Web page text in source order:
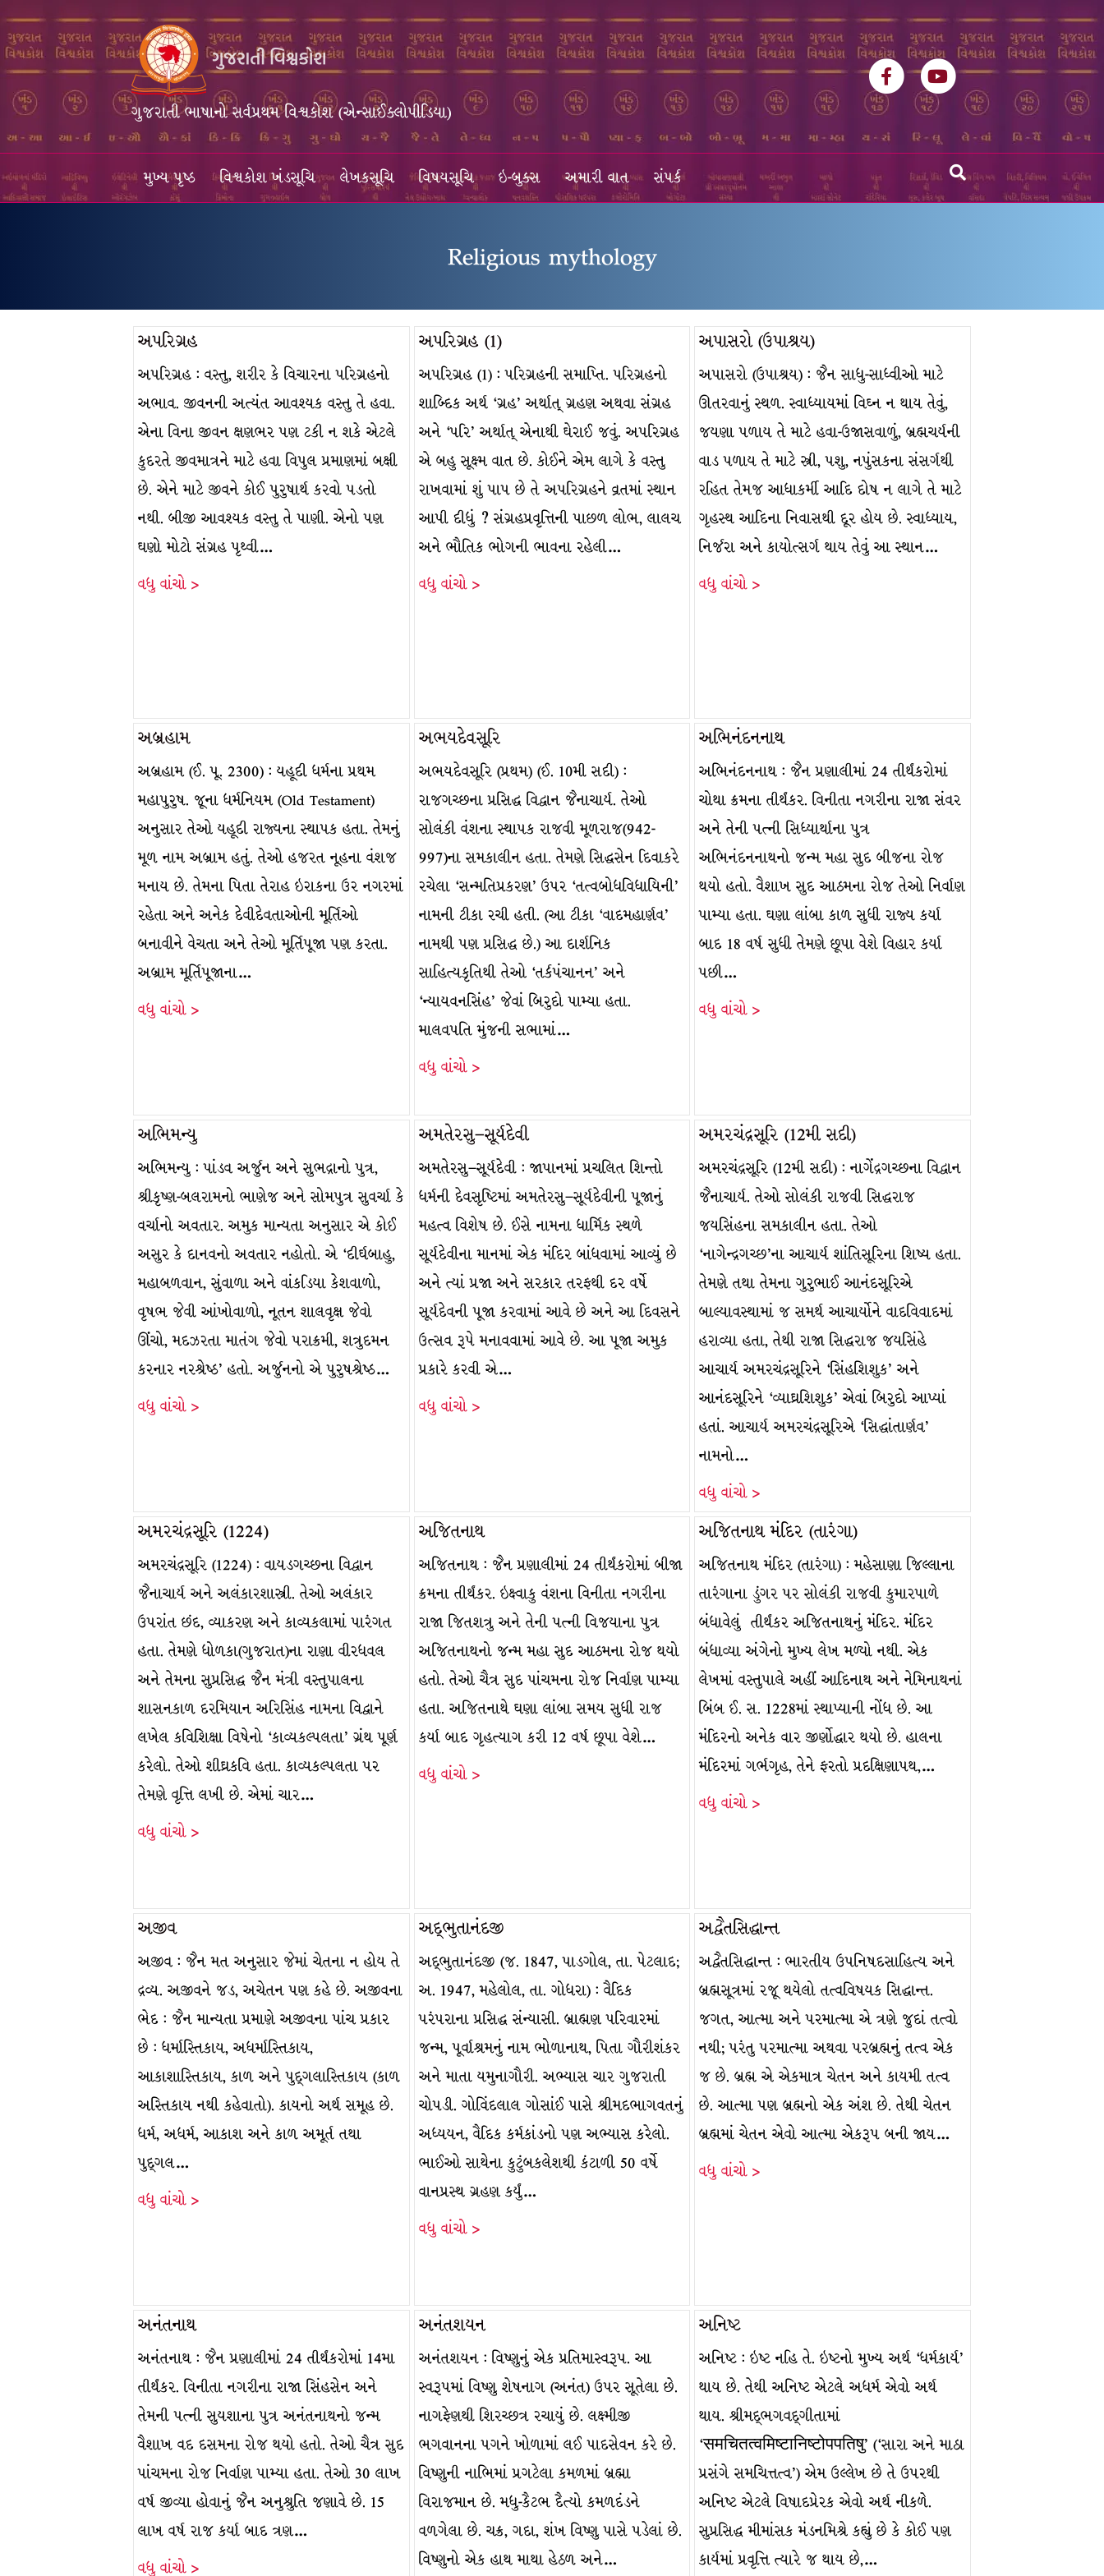
ગુજરાતી ભાષાનો સર્વપ્રથમ વિશ્વકોશ (એન્સાઈક્લોપીડિયા)
FacebookYoutube
મુખ્ય પૃષ્ઠ વિશ્વકોશ ખંડસૂચિ લેખકસૂચિ વિષયસૂચિ ઇ-બુક્સ અમારી વાત સંપર્ક
Religious mythology
અપરિગ્રહ
અપરિગ્રહ : વસ્તુ, શરીર કે વિચારના પરિગ્રહનો
અભાવ. જીવનની અત્યંત આવશ્યક વસ્તુ તે હવા.
એના વિના જીવન ક્ષણભર પણ ટકી ન શકે એટલે
કુદરતે જીવમાત્રને માટે હવા વિપુલ પ્રમાણમાં બક્ષી
છે. એને માટે જીવને કોઈ પુરુષાર્થ કરવો પડતો
નથી. બીજી આવશ્યક વસ્તુ તે પાણી. એનો પણ
ઘણો મોટો સંગ્રહ પૃથ્વી…
વધુ વાંચો >
અપરિગ્રહ (1)
અપરિગ્રહ (1) : પરિગ્રહની સમાપ્તિ. પરિગ્રહનો
શાબ્દિક અર્થ ‘ગ્રહ’ અર્થાત્ ગ્રહણ અથવા સંગ્રહ
અને ‘પરિ’ અર્થાત્ એનાથી ઘેરાઈ જવું. અપરિગ્રહ
એ બહુ સૂક્ષ્મ વાત છે. કોઈને એમ લાગે કે વસ્તુ
રાખવામાં શું પાપ છે તે અપરિગ્રહને વ્રતમાં સ્થાન
આપી દીધું ? સંગ્રહપ્રવૃત્તિની પાછળ લોભ, લાલચ
અને ભૌતિક ભોગની ભાવના રહેલી…
વધુ વાંચો >
અપાસરો (ઉપાશ્રય)
અપાસરો (ઉપાશ્રય) : જૈન સાધુ-સાધ્વીઓ માટે
ઊતરવાનું સ્થળ. સ્વાધ્યાયમાં વિઘ્ન ન થાય તેવું,
જયણા પળાય તે માટે હવા-ઉજાસવાળું, બ્રહ્મચર્યની
વાડ પળાય તે માટે સ્ત્રી, પશુ, નપુંસકના સંસર્ગથી
રહિત તેમજ આધાકર્મી આદિ દોષ ન લાગે તે માટે
ગૃહસ્થ આદિના નિવાસથી દૂર હોય છે. સ્વાધ્યાય,
નિર્જરા અને કાયોત્સર્ગ થાય તેવું આ સ્થાન…
વધુ વાંચો >
અબ્રહામ
અબ્રહામ (ઈ. પૂ. 2300) : યહૂદી ધર્મના પ્રથમ
મહાપુરુષ. જૂના ધર્મનિયમ (Old Testament)
અનુસાર તેઓ યહૂદી રાજ્યના સ્થાપક હતા. તેમનું
મૂળ નામ અબ્રામ હતું. તેઓ હજરત નૂહના વંશજ
મનાય છે. તેમના પિતા તેરાહ ઇરાકના ઉર નગરમાં
રહેતા અને અનેક દેવીદેવતાઓની મૂર્તિઓ
બનાવીને વેચતા અને તેઓ મૂર્તિપૂજા પણ કરતા.
અબ્રામ મૂર્તિપૂજાના…
વધુ વાંચો >
અભયદેવસૂરિ
અભયદેવસૂરિ (પ્રથમ) (ઈ. 10મી સદી) :
રાજગચ્છના પ્રસિદ્ધ વિદ્વાન જૈનાચાર્ય. તેઓ
સોલંકી વંશના સ્થાપક રાજવી મૂળરાજ(942-
997)ના સમકાલીન હતા. તેમણે સિદ્ધસેન દિવાકરે
રચેલા ‘સન્મતિપ્રકરણ’ ઉપર ‘તત્વબોધવિધાયિની’
નામની ટીકા રચી હતી. (આ ટીકા ‘વાદમહાર્ણવ’
નામથી પણ પ્રસિદ્ધ છે.) આ દાર્શનિક
સાહિત્યકૃતિથી તેઓ ‘તર્કપંચાનન’ અને
‘ન્યાયવનસિંહ’ જેવાં બિરુદો પામ્યા હતા.
માલવપતિ મુંજની સભામાં…
વધુ વાંચો >
અભિનંદનનાથ
અભિનંદનનાથ : જૈન પ્રણાલીમાં 24 તીર્થંકરોમાં
ચોથા ક્રમના તીર્થંકર. વિનીતા નગરીના રાજા સંવર
અને તેની પત્ની સિધ્યાર્થાના પુત્ર
અભિનંદનનાથનો જન્મ મહા સુદ બીજના રોજ
થયો હતો. વૈશાખ સુદ આઠમના રોજ તેઓ નિર્વાણ
પામ્યા હતા. ઘણા લાંબા કાળ સુધી રાજ્ય કર્યા
બાદ 18 વર્ષ સુધી તેમણે છૂપા વેશે વિહાર કર્યા
પછી…
વધુ વાંચો >
અભિમન્યુ
અભિમન્યુ : પાંડવ અર્જુન અને સુભદ્રાનો પુત્ર,
શ્રીકૃષ્ણ-બલરામનો ભાણેજ અને સોમપુત્ર સુવર્ચા કે
વર્ચાનો અવતાર. અમુક માન્યતા અનુસાર એ કોઈ
અસુર કે દાનવનો અવતાર નહોતો. એ ‘દીર્ઘબાહુ,
મહાબળવાન, સુંવાળા અને વાંકડિયા કેશવાળો,
વૃષભ જેવી આંખોવાળો, નૂતન શાલવૃક્ષ જેવો
ઊંચો, મદઝરતા માતંગ જેવો પરાક્રમી, શત્રુદમન
કરનાર નરશ્રેષ્ઠ’ હતો. અર્જુનનો એ પુરુષશ્રેષ્ઠ…
વધુ વાંચો >
અમતેરસુ–સૂર્યદેવી
અમતેરસુ–સૂર્યદેવી : જાપાનમાં પ્રચલિત શિન્તો
ધર્મની દેવસૃષ્ટિમાં અમતેરસુ–સૂર્યદેવીની પૂજાનું
મહત્વ વિશેષ છે. ઈસે નામના ધાર્મિક સ્થળે
સૂર્યદેવીના માનમાં એક મંદિર બાંધવામાં આવ્યું છે
અને ત્યાં પ્રજા અને સરકાર તરફથી દર વર્ષે
સૂર્યદેવની પૂજા કરવામાં આવે છે અને આ દિવસને
ઉત્સવ રૂપે મનાવવામાં આવે છે. આ પૂજા અમુક
પ્રકારે કરવી એ…
વધુ વાંચો >
અમરચંદ્રસૂરિ (12મી સદી)
અમરચંદ્રસૂરિ (12મી સદી) : નાગેંદ્રગચ્છના વિદ્વાન
જૈનાચાર્ય. તેઓ સોલંકી રાજવી સિદ્ધરાજ
જયસિંહના સમકાલીન હતા. તેઓ
‘નાગેન્દ્રગચ્છ’ના આચાર્ય શાંતિસૂરિના શિષ્ય હતા.
તેમણે તથા તેમના ગુરુભાઈ આનંદસૂરિએ
બાલ્યાવસ્થામાં જ સમર્થ આચાર્યોને વાદવિવાદમાં
હરાવ્યા હતા, તેથી રાજા સિદ્ધરાજ જયસિંહે
આચાર્ય અમરચંદ્રસૂરિને ‘સિંહશિશુક’ અને
આનંદસૂરિને ‘વ્યાઘ્રશિશુક’ એવાં બિરુદો આપ્યાં
હતાં. આચાર્ય અમરચંદ્રસૂરિએ ‘સિદ્ધાંતાર્ણવ’
નામનો…
વધુ વાંચો >
અમરચંદ્રસૂરિ (1224)
અમરચંદ્રસૂરિ (1224) : વાયડગચ્છના વિદ્વાન
જૈનાચાર્ય અને અલંકારશાસ્ત્રી. તેઓ અલંકાર
ઉપરાંત છંદ, વ્યાકરણ અને કાવ્યકલામાં પારંગત
હતા. તેમણે ધોળકા(ગુજરાત)ના રાણા વીરધવલ
અને તેમના સુપ્રસિદ્ધ જૈન મંત્રી વસ્તુપાલના
શાસનકાળ દરમિયાન અરિસિંહ નામના વિદ્વાને
લખેલ કવિશિક્ષા વિષેનો ‘કાવ્યકલ્પલતા’ ગ્રંથ પૂર્ણ
કરેલો. તેઓ શીઘ્રકવિ હતા. કાવ્યકલ્પલતા પર
તેમણે વૃત્તિ લખી છે. એમાં ચાર…
વધુ વાંચો >
અજિતનાથ
અજિતનાથ : જૈન પ્રણાલીમાં 24 તીર્થંકરોમાં બીજા
ક્રમના તીર્થંકર. ઇક્ષ્વાકુ વંશના વિનીતા નગરીના
રાજા જિતશત્રુ અને તેની પત્ની વિજયાના પુત્ર
અજિતનાથનો જન્મ મહા સુદ આઠમના રોજ થયો
હતો. તેઓ ચૈત્ર સુદ પાંચમના રોજ નિર્વાણ પામ્યા
હતા. અજિતનાથે ઘણા લાંબા સમય સુધી રાજ
કર્યા બાદ ગૃહત્યાગ કરી 12 વર્ષ છૂપા વેશે…
વધુ વાંચો >
અજિતનાથ મંદિર (તારંગા)
અજિતનાથ મંદિર (તારંગા) : મહેસાણા જિલ્લાના
તારંગાના ડુંગર પર સોલંકી રાજવી કુમારપાળે
બંધાવેલું તીર્થંકર અજિતનાથનું મંદિર. મંદિર
બંધાવ્યા અંગેનો મુખ્ય લેખ મળ્યો નથી. એક
લેખમાં વસ્તુપાલે અહીં આદિનાથ અને નેમિનાથનાં
બિંબ ઈ. સ. 1228માં સ્થાપ્યાની નોંધ છે. આ
મંદિરનો અનેક વાર જીર્ણોદ્ધાર થયો છે. હાલના
મંદિરમાં ગર્ભગૃહ, તેને ફરતો પ્રદક્ષિણાપથ,…
વધુ વાંચો >
અજીવ
અજીવ : જૈન મત અનુસાર જેમાં ચેતના ન હોય તે
દ્રવ્ય. અજીવને જડ, અચેતન પણ કહે છે. અજીવના
ભેદ : જૈન માન્યતા પ્રમાણે અજીવના પાંચ પ્રકાર
છે : ધર્માસ્તિકાય, અધર્માસ્તિકાય,
આકાશાસ્તિકાય, કાળ અને પુદ્ગલાસ્તિકાય (કાળ
અસ્તિકાય નથી કહેવાતો). કાયનો અર્થ સમૂહ છે.
ધર્મ, અધર્મ, આકાશ અને કાળ અમૂર્ત તથા
પુદ્ગલ…
વધુ વાંચો >
અદ્ભુતાનંદજી
અદ્ભુતાનંદજી (જ. 1847, પાડગોલ, તા. પેટલાદ;
અ. 1947, મહેલોલ, તા. ગોધરા) : વૈદિક
પરંપરાના પ્રસિદ્ધ સંન્યાસી. બ્રાહ્મણ પરિવારમાં
જન્મ, પૂર્વાશ્રમનું નામ ભોળાનાથ, પિતા ગૌરીશંકર
અને માતા યમુનાગૌરી. અભ્યાસ ચાર ગુજરાતી
ચોપડી. ગોવિંદલાલ ગોસાંઈ પાસે શ્રીમદભાગવતનું
અધ્યયન, વૈદિક કર્મકાંડનો પણ અભ્યાસ કરેલો.
ભાઈઓ સાથેના કુટુંબકલેશથી કંટાળી 50 વર્ષે
વાનપ્રસ્થ ગ્રહણ કર્યું…
વધુ વાંચો >
અદ્વૈતસિદ્ધાન્ત
અદ્વૈતસિદ્ધાન્ત : ભારતીય ઉપનિષદસાહિત્ય અને
બ્રહ્મસૂત્રમાં રજૂ થયેલો તત્વવિષયક સિદ્ધાન્ત.
જગત, આત્મા અને પરમાત્મા એ ત્રણે જુદાં તત્વો
નથી; પરંતુ પરમાત્મા અથવા પરબ્રહ્મનું તત્વ એક
જ છે. બ્રહ્મ એ એકમાત્ર ચેતન અને કાયમી તત્વ
છે. આત્મા પણ બ્રહ્મનો એક અંશ છે. તેથી ચેતન
બ્રહ્મમાં ચેતન એવો આત્મા એકરૂપ બની જાય…
વધુ વાંચો >
અનંતનાથ
અનંતનાથ : જૈન પ્રણાલીમાં 24 તીર્થંકરોમાં 14મા
તીર્થંકર. વિનીતા નગરીના રાજા સિંહસેન અને
તેમની પત્ની સુયશાના પુત્ર અનંતનાથનો જન્મ
વૈશાખ વદ દસમના રોજ થયો હતો. તેઓ ચૈત્ર સુદ
પાંચમના રોજ નિર્વાણ પામ્યા હતા. તેઓ 30 લાખ
વર્ષ જીવ્યા હોવાનું જૈન અનુશ્રુતિ જણાવે છે. 15
લાખ વર્ષ રાજ કર્યા બાદ ત્રણ…
વધુ વાંચો >
અનંતશયન
અનંતશયન : વિષ્ણુનું એક પ્રતિમાસ્વરૂપ. આ
સ્વરૂપમાં વિષ્ણુ શેષનાગ (અનંત) ઉપર સૂતેલા છે.
નાગફેણથી શિરચ્છત્ર રચાયું છે. લક્ષ્મીજી
ભગવાનના પગને ખોળામાં લઈ પાદસેવન કરે છે.
વિષ્ણુની નાભિમાં પ્રગટેલા કમળમાં બ્રહ્મા
વિરાજમાન છે. મધુ-કૈટભ દૈત્યો કમળદંડને
વળગેલા છે. ચક્ર, ગદા, શંખ વિષ્ણુ પાસે પડેલાં છે.
વિષ્ણુનો એક હાથ માથા હેઠળ અને…
અનિષ્ટ
અનિષ્ટ : ઇષ્ટ નહિ તે. ઇષ્ટનો મુખ્ય અર્થ ‘ધર્મકાર્ય’
થાય છે. તેથી અનિષ્ટ એટલે અધર્મ એવો અર્થ
થાય. શ્રીમદ્ભગવદ્ગીતામાં
‘समचितत्वमिष्टानिष्टोपपतिषु’ (‘સારા અને માઠા
પ્રસંગે સમચિત્તત્વ’) એમ ઉલ્લેખ છે તે ઉપરથી
અનિષ્ટ એટલે વિષાદપ્રેરક એવો અર્થ નીકળે.
સુપ્રસિદ્ધ મીમાંસક મંડનમિશ્રે કહ્યું છે કે કોઈ પણ
કાર્યમાં પ્રવૃત્તિ ત્યારે જ થાય છે,…